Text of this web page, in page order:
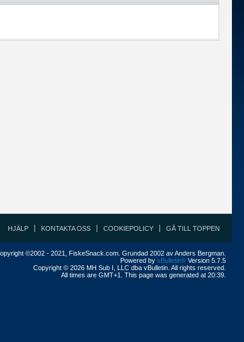
HJÄLP KONTAKTA OSS COOKIEPOLICY GÅ TILL TOPPEN
©2002 - 2021, FiskeSnack.com. Grundad 2002 av Anders Bergman.
Powered by vBulletin® Version 5.7.5
Copyright © 2026 MH Sub I, LLC dba vBulletin. All rights reserved.
All times are GMT+1. This page was generated at 20:39.